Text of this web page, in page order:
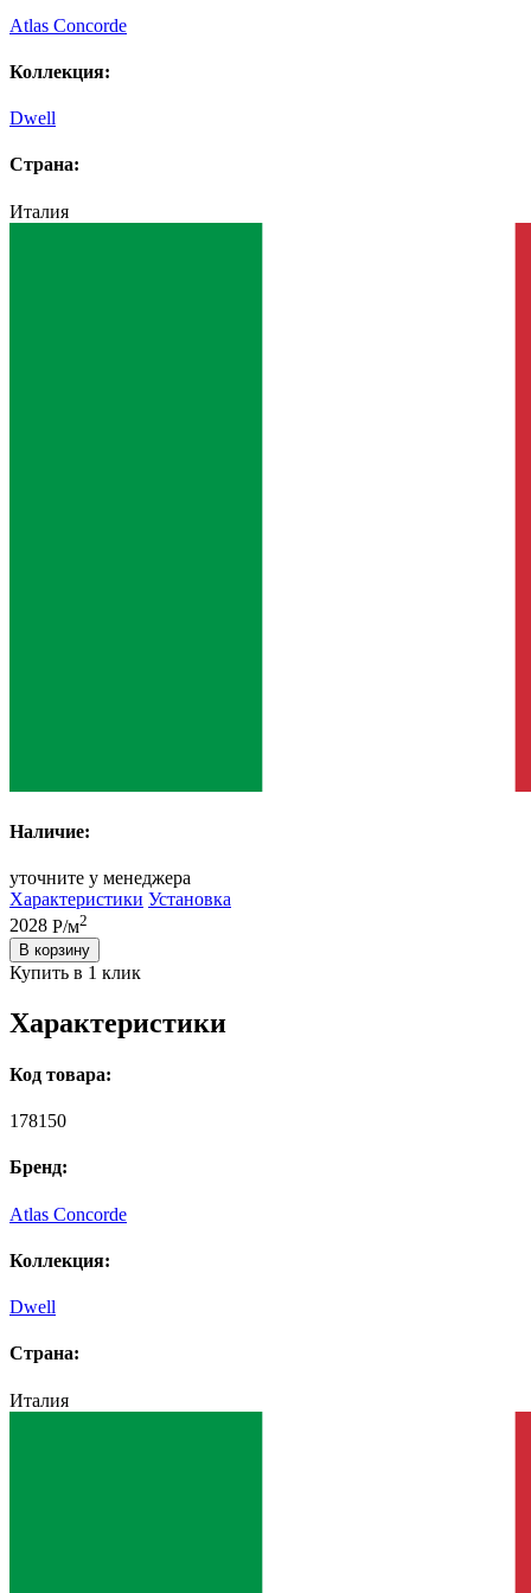
Atlas Concorde
Коллекция:
Dwell
Страна:
Италия
Наличие:
уточните у менеджера
Характеристики Установка
2028 Р/м2
В корзину
Купить в 1 клик
Характеристики
Код товара:
178150
Бренд:
Atlas Concorde
Коллекция:
Dwell
Страна:
Италия